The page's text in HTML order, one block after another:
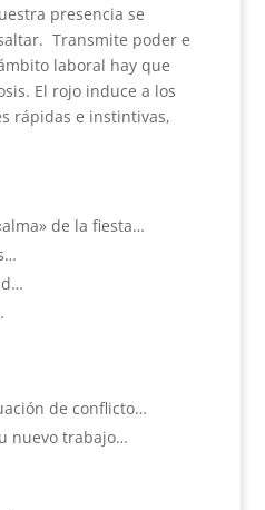
presencia se
Transmite poder e
laboral hay que
El rojo induce a los
rápidas e instintivas,
de la fiesta…
de conflicto…
nuevo trabajo…